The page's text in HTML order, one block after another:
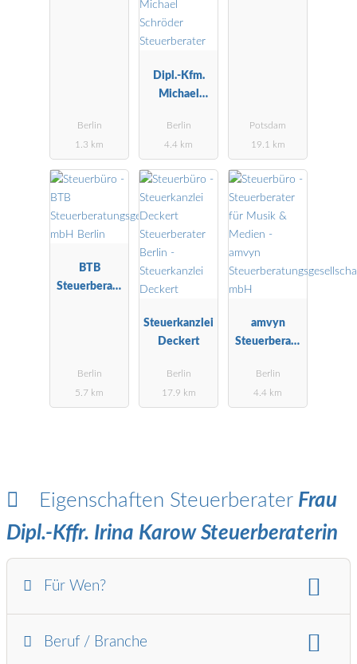
Berlin
1.3 km
Dipl.-Kfm.
Michael
Steuerberater
Berlin
4.4 km
Potsdam
19.1 km
BTB
Steuerberatu
Berlin
5.7 km
Steuerkanzlei
Deckert
Berlin
17.9 km
amvyn
Steuerberatu
ft mbH
Berlin
4.4 km
Eigenschaften Steuerberater Frau
Dipl.-Kffr. Irina Karow Steuerberaterin
Für Wen?
Beruf / Branche